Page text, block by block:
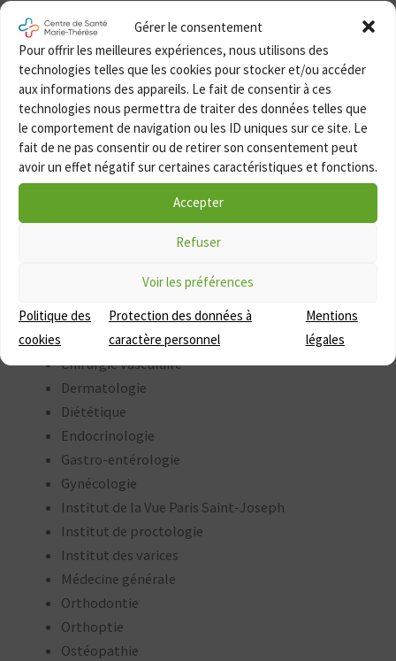
Gérer le consentement
Pour offrir les meilleures expériences, nous utilisons des
technologies telles que les cookies pour stocker et/ou accéder
aux informations des appareils. Le fait de consentir à ces
technologies nous permettra de traiter des données telles que
le comportement de navigation ou les ID uniques sur ce site. Le
fait de ne pas consentir ou de retirer son consentement peut
avoir un effet négatif sur certaines caractéristiques et fonctions.
Accepter
Refuser
Voir les préférences
Politique des
cookies
Protection des données à
caractère personnel
Mentions
légales
Malakoff
Paris 14 e
Paris 15e
Paris 20e
Spécialités
Allergologie
Cardiologie
Centre du sein et pathologies gynécologiques
Chirurgie digestive
Chirurgie orthopédique
Chirurgie urologique
Chirurgie vasculaire
Dermatologie
Diététique
Endocrinologie
Gastro-entérologie
Gynécologie
Institut de la Vue Paris Saint-Joseph
Institut de proctologie
Institut des varices
Médecine générale
Orthodontie
Orthoptie
Ostéopathie